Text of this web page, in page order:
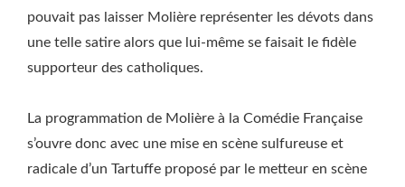
pouvait pas laisser Molière représenter les dévots dans
une telle satire alors que lui-même se faisait le fidèle
supporteur des catholiques.
La programmation de Molière à la Comédie Française
s’ouvre donc avec une mise en scène sulfureuse et
radicale d’un Tartuffe proposé par le metteur en scène